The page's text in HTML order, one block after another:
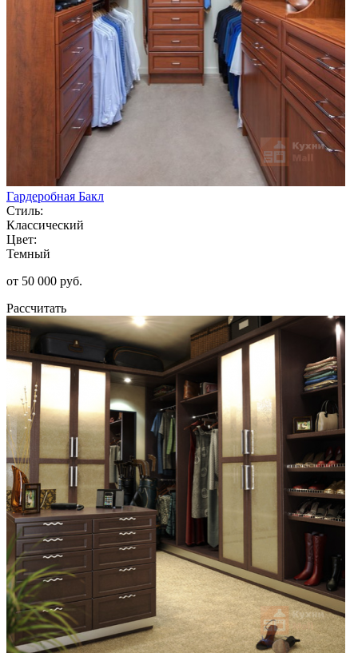
Гардеробная Бакл
Стиль:
Классический
Цвет:
Темный
от 50 000 руб.
Рассчитать